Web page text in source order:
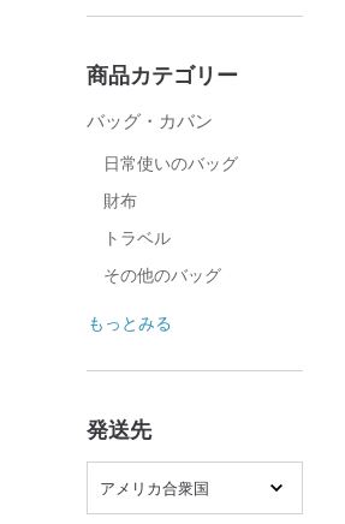
商品カテゴリー
バッグ・カバン
日常使いのバッグ
財布
トラベル
その他のバッグ
もっとみる
発送先
アメリカ合衆国